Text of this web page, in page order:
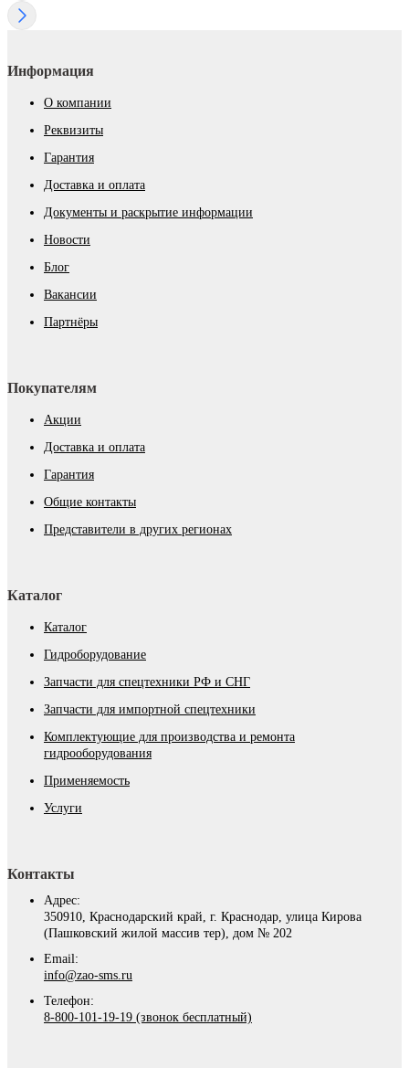
Информация
О компании
Реквизиты
Гарантия
Доставка и оплата
Документы и раскрытие информации
Новости
Блог
Вакансии
Партнёры
Покупателям
Акции
Доставка и оплата
Гарантия
Общие контакты
Представители в других регионах
Каталог
Каталог
Гидроборудование
Запчасти для спецтехники РФ и СНГ
Запчасти для импортной спецтехники
Комплектующие для производства и ремонта
гидрооборудования
Применяемость
Услуги
Контакты
Адрес:
350910, Краснодарский край, г. Краснодар, улица Кирова
(Пашковский жилой массив тер), дом № 202
Email:
info@zao-sms.ru
Телефон:
8-800-101-19-19 (звонок бесплатный)